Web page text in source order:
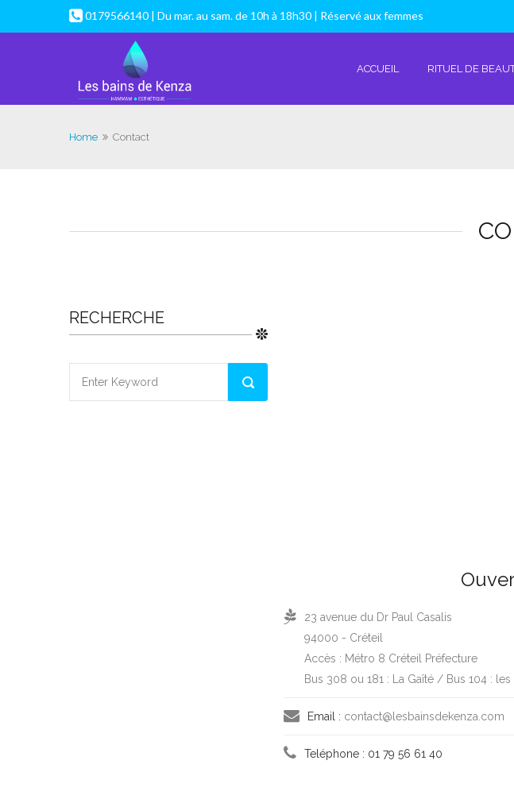
0179566140 | Du mar. au sam. de 10h à 18h30 | Réservé aux femmes
ACCUEIL RITUEL DE
Home Contact
23 avenue du Dr Paul Casalis
94000 - Créteil
Accès : Métro 8 Créteil Préfecture
Bus 308 ou 181 : La Gaîté / Bus 104 :
Email : contact@lesbainsdekenza.com
Teléphone : 01 79 56 61 40
RECHERCHE